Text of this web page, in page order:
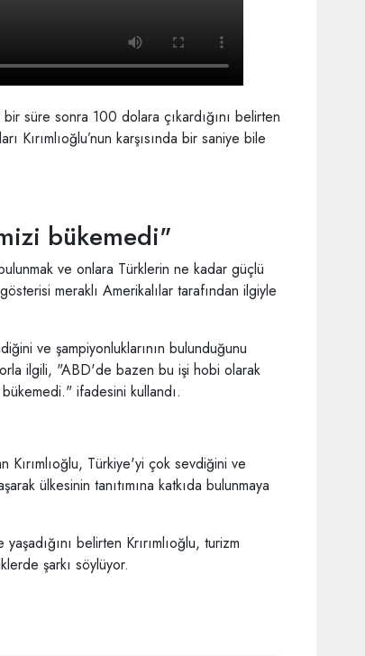
süre sonra 100 dolara çıkardığını belirten
Kırımlıoğlu’nun karşısında bir saniye bile
bükemedi"
ve onlara Türklerin ne kadar güçlü
meraklı Amerikalılar tarafından ilgiyle
ve şampiyonluklarının bulunduğunu
ilgili, "ABD'de bazen bu işi hobi olarak
ifadesini kullandı.
Türkiye'yi çok sevdiğini ve
ülkesinin tanıtımına katkıda bulunmaya
belirten Krırımlıoğlu, turizm
şarkı söylüyor.